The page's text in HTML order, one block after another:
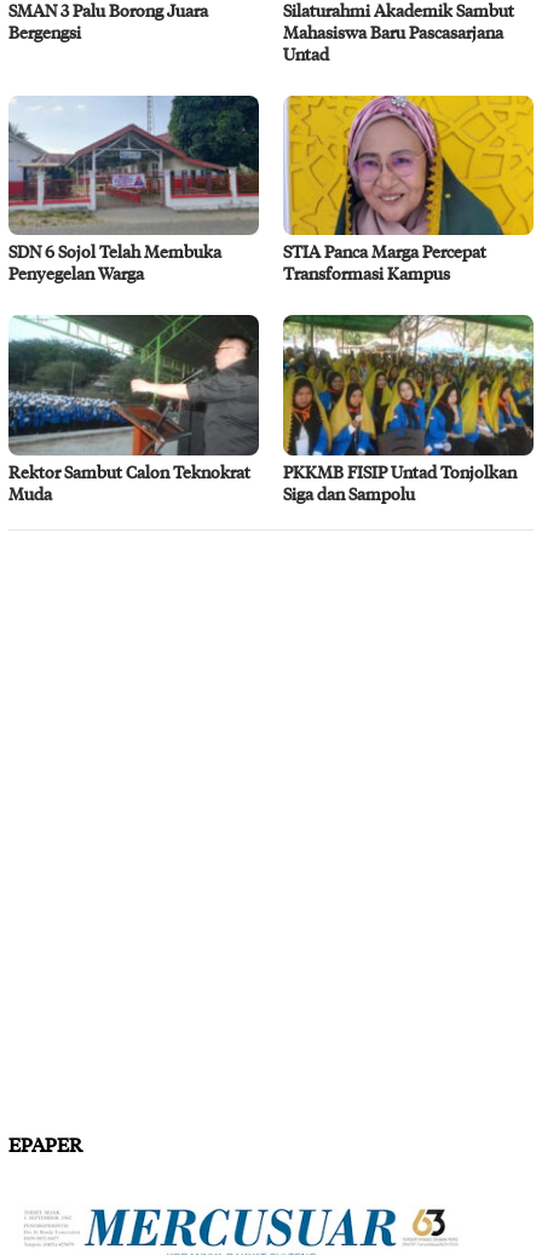
SMAN 3 Palu Borong Juara
Bergengsi
Silaturahmi Akademik Sambut
Mahasiswa Baru Pascasarjana
Untad
SDN 6 Sojol Telah Membuka
Penyegelan Warga
STIA Panca Marga Percepat
Transformasi Kampus
Rektor Sambut Calon Teknokrat
Muda
PKKMB FISIP Untad Tonjolkan
Siga dan Sampolu
EPAPER